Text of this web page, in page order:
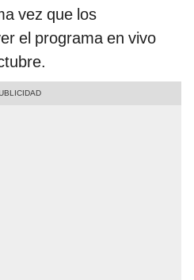
vez que los
el programa en vivo